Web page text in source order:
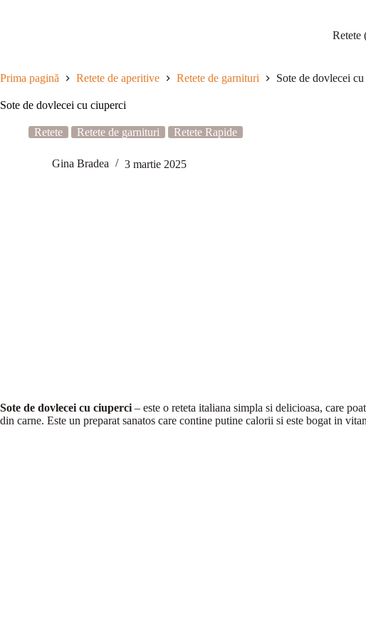
Retete
Prima pagină Retete de aperitive Retete de garnituri Sote de dovlecei
Sote de dovlecei cu ciuperci
Retete Retete de garnituri Retete Rapide
Gina Bradea 3 martie 2025
Sote de dovlecei cu ciuperci – este o reteta italiana simpla si delicioasa, care
din carne. Este un preparat sanatos care contine putine calorii si este bogat in